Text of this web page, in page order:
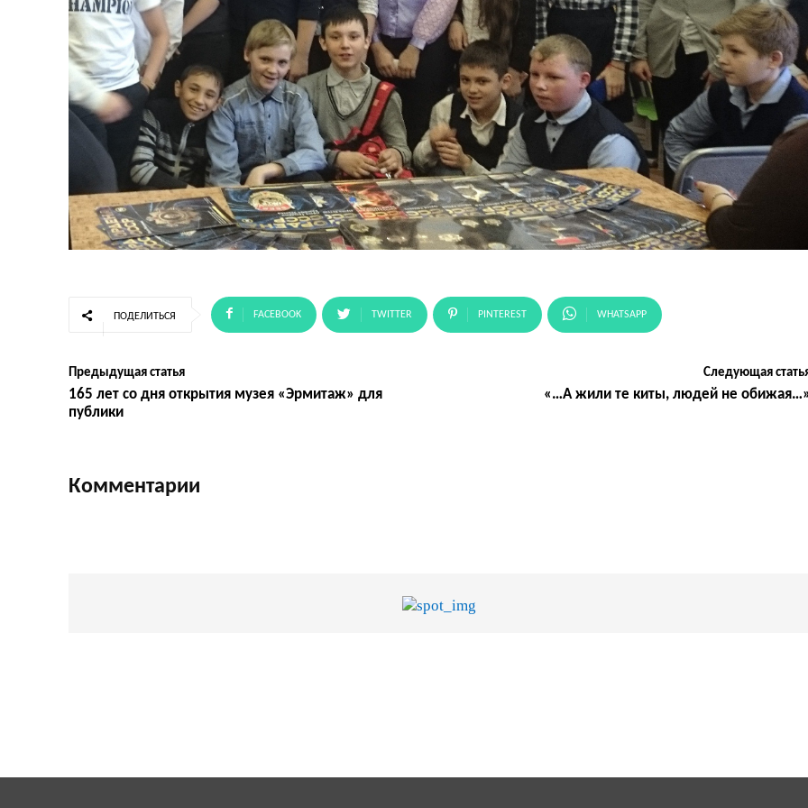
ПОДЕЛИТЬСЯ FACEBOOK TWITTER PINTEREST WHATSAPP
Предыдущая статья
165 лет со дня открытия музея «Эрмитаж» для
публики
Следующая
«…А жили те киты, людей не
Комментарии